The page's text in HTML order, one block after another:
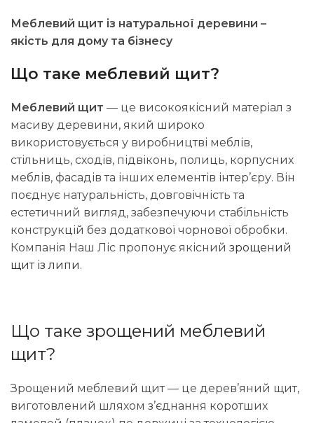
Меблевий щит із натуральної деревини –
якість для дому та бізнесу
Що таке меблевий щит?
Меблевий щит — це високоякісний матеріал з
масиву деревини, який широко
використовується у виробництві меблів,
стільниць, сходів, підвіконь, полиць, корпусних
меблів, фасадів та інших елементів інтер’єру. Він
поєднує натуральність, довговічність та
естетичний вигляд, забезпечуючи стабільність
конструкцій без додаткової чорнової обробки.
Компанія Наш Ліс пропонує якісний зрощений
щит із липи.
Що таке зрощений меблевий
щит?
Зрощений меблевий щит — це дерев’яний щит,
виготовлений шляхом з’єднання коротших